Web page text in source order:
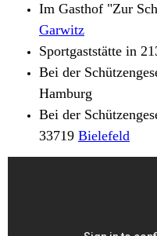
Im Gasthof "Zur
Garwitz
Sportgaststätte in
Bei der
Hamburg
Bei der
33719 Bielefeld